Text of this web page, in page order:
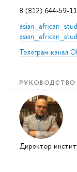
8 (812) 644-59-
Телеграм-канал
РУКОВОДСТВО
Директор